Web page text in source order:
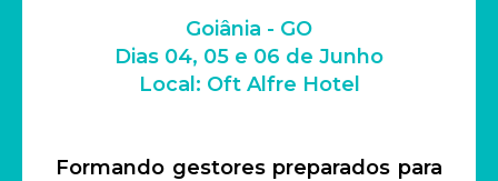
Goiânia - GO
Dias 04, 05 e 06 de Junho
Local: Oft Alfre Hotel
Formando gestores preparados para